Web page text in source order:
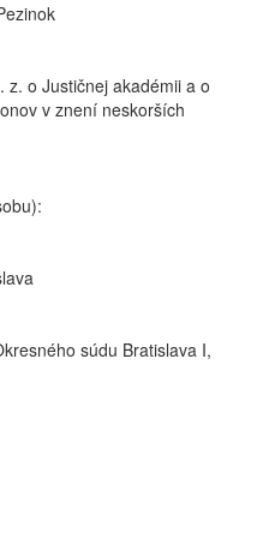
o Justičnej akadémii a o
v znení neskorších
osobu):
súdu Bratislava I,